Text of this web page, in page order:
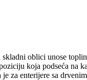
oblici unose
koja podseća na
za enterijere sa